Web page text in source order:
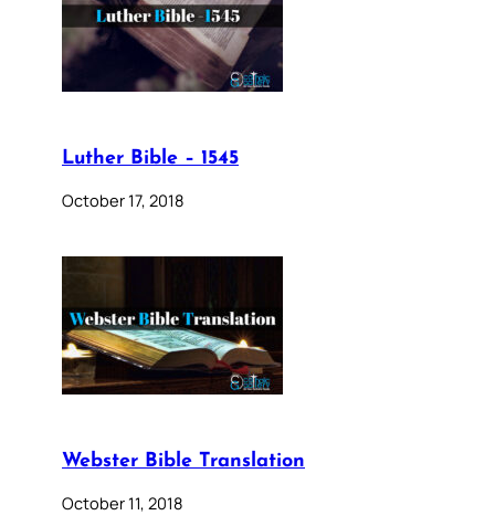
Luther Bible – 1545
October 17, 2018
Webster Bible Translation
October 11, 2018